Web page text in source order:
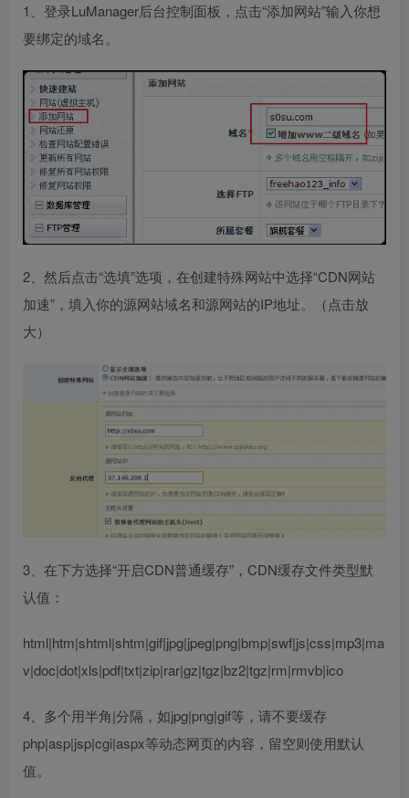
1、登录LuManager后台控制面板，点击“添加网站”输入你想
要绑定的域名。
2、然后点击“选填”选项，在创建特殊网站中选择“CDN网站
加速”，填入你的源网站域名和源网站的IP地址。（点击放
大）
3、在下方选择“开启CDN普通缓存”，CDN缓存文件类型默
认值：
html|htm|shtml|shtm|gif|jpg|jpeg|png|bmp|swf|js|css|mp3|ma
v|doc|dot|xls|pdf|txt|zip|rar|gz|tgz|bz2|tgz|rm|rmvb|ico
4、多个用半角|分隔，如jpg|png|gif等，请不要缓存
php|asp|jsp|cgi|aspx等动态网页的内容，留空则使用默认
值。